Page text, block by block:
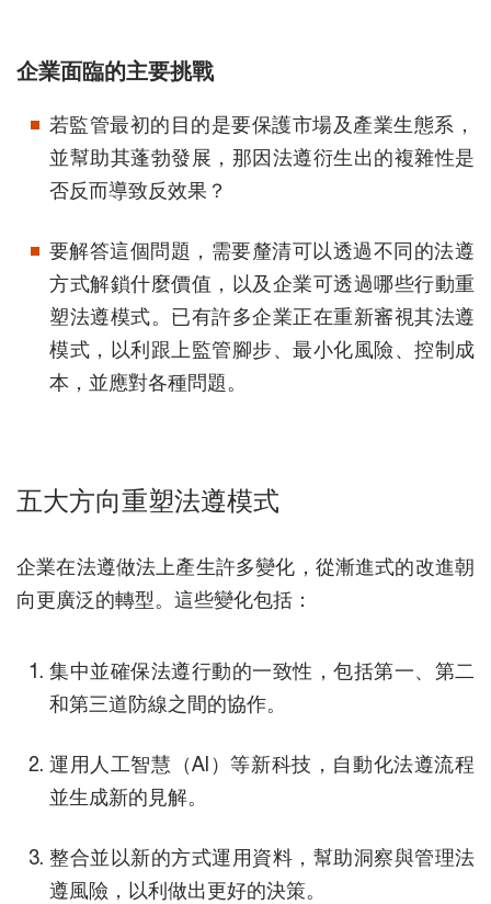
企業面臨的主要挑戰
若監管最初的目的是要保護市場及產業生態系，
並幫助其蓬勃發展，那因法遵衍生出的複雜性是
否反而導致反效果？
要解答這個問題，需要釐清可以透過不同的法遵
方式解鎖什麼價值，以及企業可透過哪些行動重
塑法遵模式。已有許多企業正在重新審視其法遵
模式，以利跟上監管腳步、最小化風險、控制成
本，並應對各種問題。
五大方向 重塑法遵模式
企業在法遵做法上產生許多變化，從漸進式的改進朝
向更廣泛的轉型。這些變化包括：
集中並確保法遵行動的一致性，包括第一、第二
和第三道防線之間的協作。
運用人工智慧（AI）等新科技，自動化法遵流程
並生成新的見解。
整合並以新的方式運用資料，幫助洞察與管理法
遵風險，以利做出更好的決策。